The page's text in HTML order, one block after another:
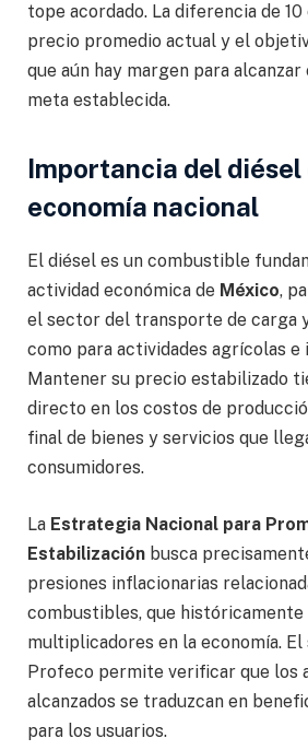
tope acordado. La diferencia de
precio promedio actual y el
que aún hay margen para
meta establecida.
Importancia del diésel
economía nacional
El diésel es un combustible
actividad económica de México,
el sector del transporte de carga
como para actividades agrícolas e
Mantener su precio estabilizado
directo en los costos de
final de bienes y servicios que
consumidores.
La Estrategia Nacional para
Estabilización busca
presiones inflacionarias
combustibles, que
multiplicadores en la economía.
Profeco permite verificar que los
alcanzados se traduzcan en
para los usuarios.